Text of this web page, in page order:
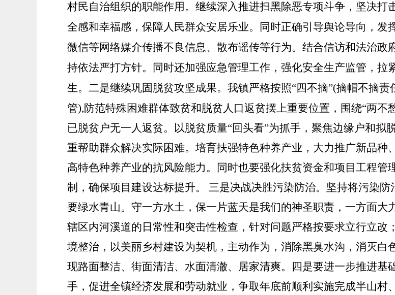
村民自治组织的职能作用。继续深入推进扫黑除恶专项斗争，坚决
全感和幸福感，保障人民群众安居乐业。同时正确引导舆论导向，发
微信等网络媒介传播不良信息、散布谣传等行为。结合信访和法治
持依法严打方针。同时还加强应急管理工作，强化安全生产监管，拉
生。 二是继续巩固脱贫攻坚成果。 我镇严格按照“四不摘”(摘帽不摘
管),防范特殊困难群体致贫和脱贫人口返贫摆上重要位置，围绕“两不
已脱贫户无一人返贫。以脱贫质量“回头看”为抓手，聚焦边缘户和
重帮助群众解决实际困难。培育扶强特色种养产业，大力推广新品
高特色种养产业的抗风险能力。同时也要强化扶贫资金和项目工程
制，确保项目建设达标提升。 三是决战决胜污染防治。 坚持将污染防
要绿水青山。守一方水土，保一片蓝天是我们的神圣职责，一方面
辖区内河溪道的日常性和突击性检查，针对问题严格按要求立行立
境整治，以美丽乡村建设为契机，主动作为，消除黑臭水沟，消灭
现路面整洁、街面清洁、水面清澈、居家清爽。
四是要进一步推进基
手，促进全镇经济发展和劳动就业，争取年底前顺利实施完成半山村